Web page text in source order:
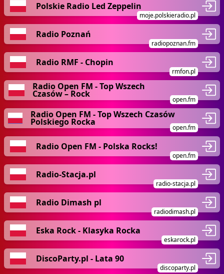
Polskie Radio Led Zeppelin
moje.polskieradio.pl
Radio Poznań
radiopoznan.fm
Radio RMF - Chopin
rmfon.pl
Radio Open FM - Top Wszech
Czasów – Rock
open.fm
Radio Open FM - Top Wszech Czasów
Polskiego Rocka
open.fm
Radio Open FM - Polska Rocks!
open.fm
Radio-Stacja.pl
radio-stacja.pl
Radio Dimash pl
radiodimash.pl
Eska Rock - Klasyka Rocka
eskarock.pl
DiscoParty.pl - Lata 90
discoparty.pl